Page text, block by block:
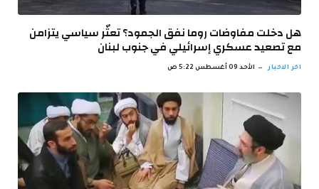
هل دخلت مفاوضات روما نفق الجمود؟ تعثّر سياسي يتزامن
مع تصعيد عسكري إسرائيلي في جنوب لبنان
اخر الاخبار الأحد 09 أغسطس 5:22 ص